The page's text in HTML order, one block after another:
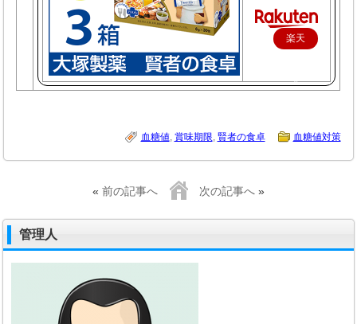
楽天
入
血糖値, 賞味期限, 賢者の食卓 血糖値対策
« 前の記事へ 次の記事へ »
管理人